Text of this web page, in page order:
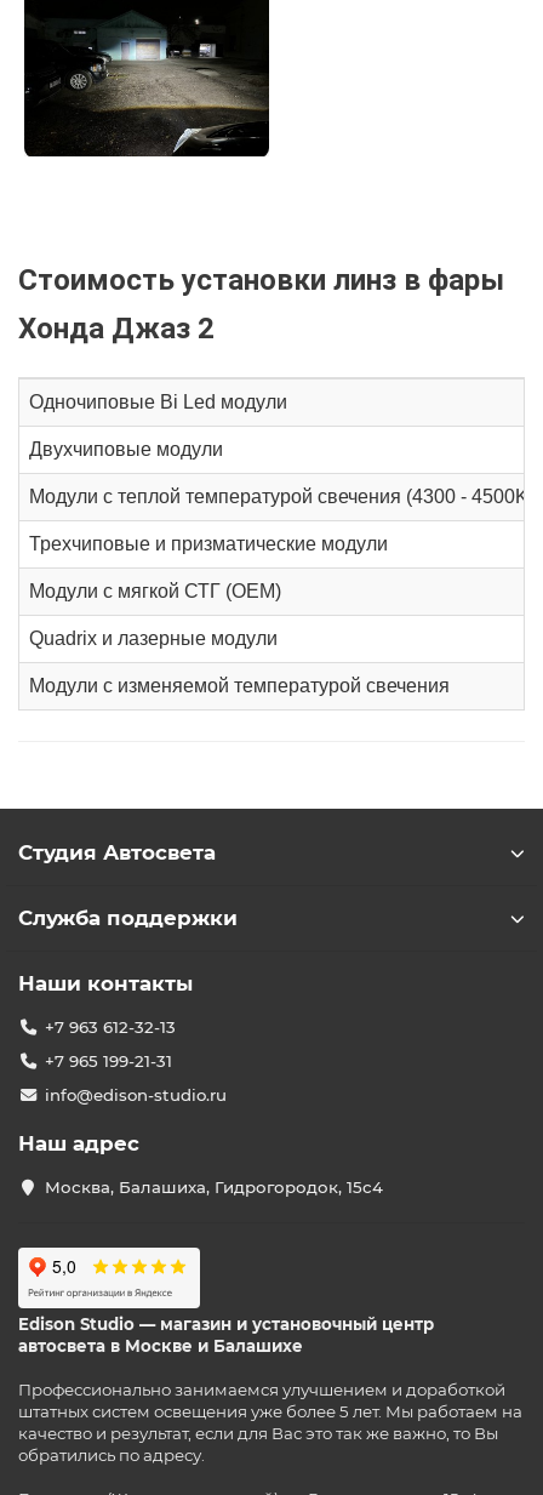
Стоимость установки линз в фары
Хонда Джаз 2
Одночиповые Bi Led модули
Двухчиповые модули
Модули с теплой температурой свечения (4300 - 4500K)
Трехчиповые и призматические модули
Модули с мягкой СТГ (OEM)
Quadrix и лазерные модули
Модули с изменяемой температурой свечения
Студия Автосвета
Служба поддержки
Наши контакты
+7 963 612-32-13
+7 965 199-21-31
info@edison-studio.ru
Наш адрес
Москва, Балашиха, Гидрогородок, 15с4
Edison Studio — магазин и установочный центр
автосвета в Москве и Балашихе
Профессионально занимаемся улучшением и доработкой
штатных систем освещения уже более 5 лет. Мы работаем на
качество и результат, если для Вас это так же важно, то Вы
обратились по адресу.